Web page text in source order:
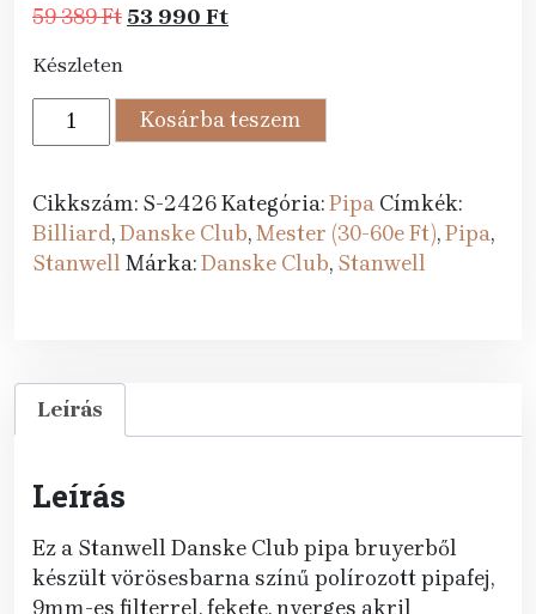
59 389Ft Original
59
389 Ft.
53 990 FtCurrent
53
990 Ft.
Készleten
Stanwell
pipa
Club
13
Brown
Kosárba teszem
Cikkszám: S-2426Kategória:Pipa Címkék:
Billiard,Danske Club,Mester (30-60e Ft),Pipa,
Stanwell Márka:Danske Club, Stanwell
Leírás
Leírás
Ez a Stanwell Danske Club pipa bruyerből
készült vörösesbarna színű polírozott pipafej,
9mm-es filterrel, fekete, nyerges akril